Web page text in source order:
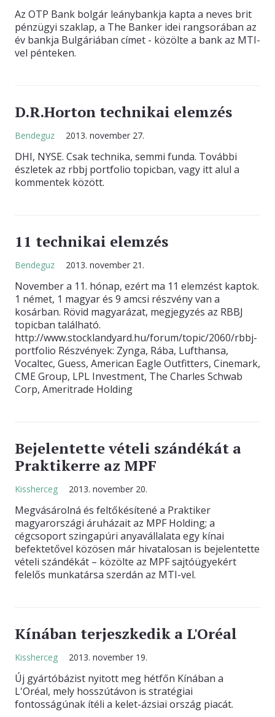
Az OTP Bank bolgár leánybankja kapta a neves brit
pénzügyi szaklap, a The Banker idei rangsorában az
év bankja Bulgáriában címet - közölte a bank az MTI-
vel pénteken.
D.R.Horton technikai elemzés
Bendeguz 2013. november 27.
DHI, NYSE. Csak technika, semmi funda. További
észletek az rbbj portfolio topicban, vagy itt alul a
kommentek között.
11 technikai elemzés
Bendeguz 2013. november 21.
November a 11. hónap, ezért ma 11 elemzést kaptok.
1 német, 1 magyar és 9 amcsi részvény van a
kosárban. Rövid magyarázat, megjegyzés az RBBJ
topicban található.
http://www.stocklandyard.hu/forum/topic/2060/rbbj-
portfolio Részvények: Zynga, Rába, Lufthansa,
Vocaltec, Guess, American Eagle Outfitters, Cinemark,
CME Group, LPL Investment, The Charles Schwab
Corp, Ameritrade Holding
Bejelentette vételi szándékát a
Praktikerre az MPF
Kissherceg 2013. november 20.
Megvásárolná és feltőkésítené a Praktiker
magyarországi áruházait az MPF Holding; a
cégcsoport szingapúri anyavállalata egy kínai
befektetővel közösen már hivatalosan is bejelentette
vételi szándékát – közölte az MPF sajtóügyekért
felelős munkatársa szerdán az MTI-vel.
Kínában terjeszkedik a L'Oréal
Kissherceg 2013. november 19.
Új gyártóbázist nyitott meg hétfőn Kínában a
L'Oréal, mely hosszútávon is stratégiai
fontosságúnak ítéli a kelet-ázsiai ország piacát.